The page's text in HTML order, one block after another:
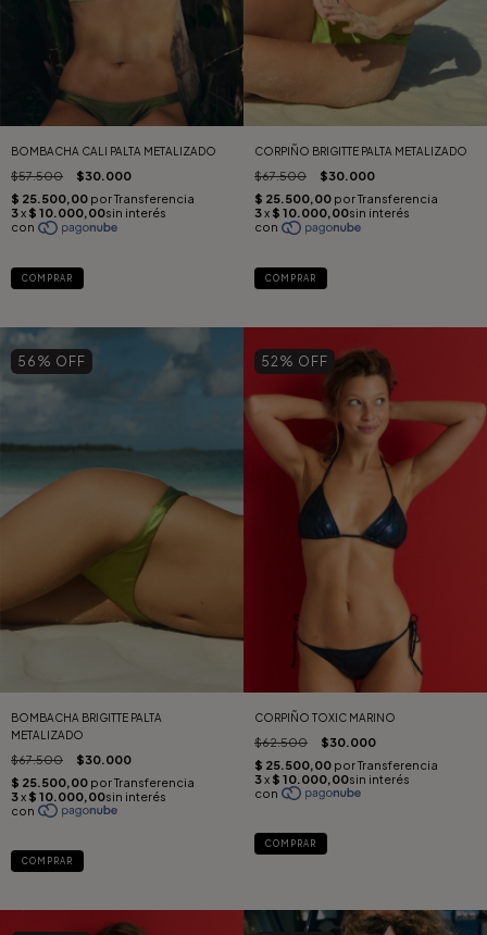
BOMBACHA CALI PALTA METALIZADO
$57.500 $30.000
COMPRAR
CORPIÑO BRIGITTE PALTA METALIZADO
$67.500 $30.000
COMPRAR
56 % OFF
BOMBACHA BRIGITTE PALTA
METALIZADO
$67.500 $30.000
COMPRAR
52 % OFF
CORPIÑO TOXIC MARINO
$62.500 $30.000
COMPRAR